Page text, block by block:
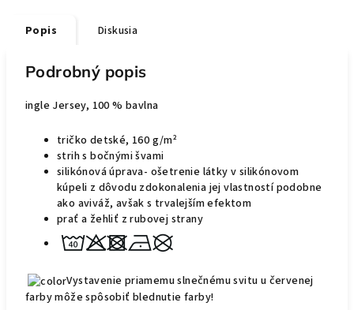
Popis Diskusia
Podrobný popis
ingle Jersey, 100 % bavlna
tričko detské, 160 g/m²
strih s bočnými švami
silikónová úprava- ošetrenie látky v silikónovom
kúpeli z dôvodu zdokonalenia jej vlastností podobne
ako aviváž, avšak s trvalejšímefektom
prať a žehliť z rubovej strany
Vystavenie priamemu slnečnému svitu u červenej
farby môže spôsobiť blednutie farby!